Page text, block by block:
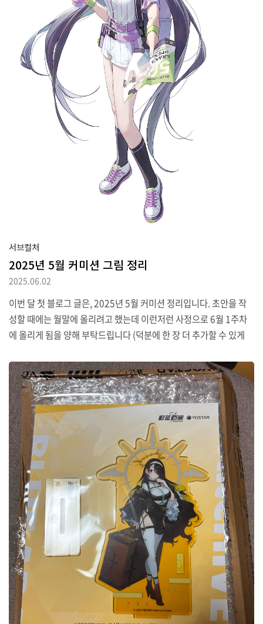
서브컬처
2025년 5월 커미션 그림 정리
2025.06.02
이번 달 첫 블로그 글은, 2025년 5월 커미션 정리입니다. 초안을 작
성할 때에는 월말에 올리려고 했는데 이런저런 사정으로 6월 1주차
에 올리게 됨을 양해 부탁드립니다 (덕분에 한 장 더 추가할 수 있게
하나 스미레입니다. 이번 글에서는 지난 3월 발표한 새 시즈널 의상
위주인데, 그 중 첫번째는 정냠냠 작가에게 의뢰했습니다. (기간은 4
월 1일에서 30일까지)트레이닝부 홍보전단 나눠주는 아르바이트 스
미레라는 콘셉트입데요. 실제 이벤트 스토리에서도 관중들에게 이를
홍보하는 걸 보면 저렇게 전단 돌리고 있어도 이상하지 않을 것 같은
이미지입니다.スミレ Commission#ブルアカ #BlueArchive pic.
twitter.com/rJjd..